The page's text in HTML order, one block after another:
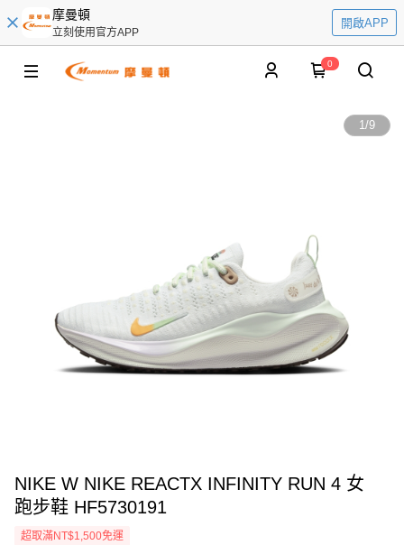
摩曼頓
立刻使用官方APP
開啟APP
0
1/9
NIKE W NIKE REACTX INFINITY RUN 4 女
跑步鞋 HF5730191
超取滿NT$1,500免運